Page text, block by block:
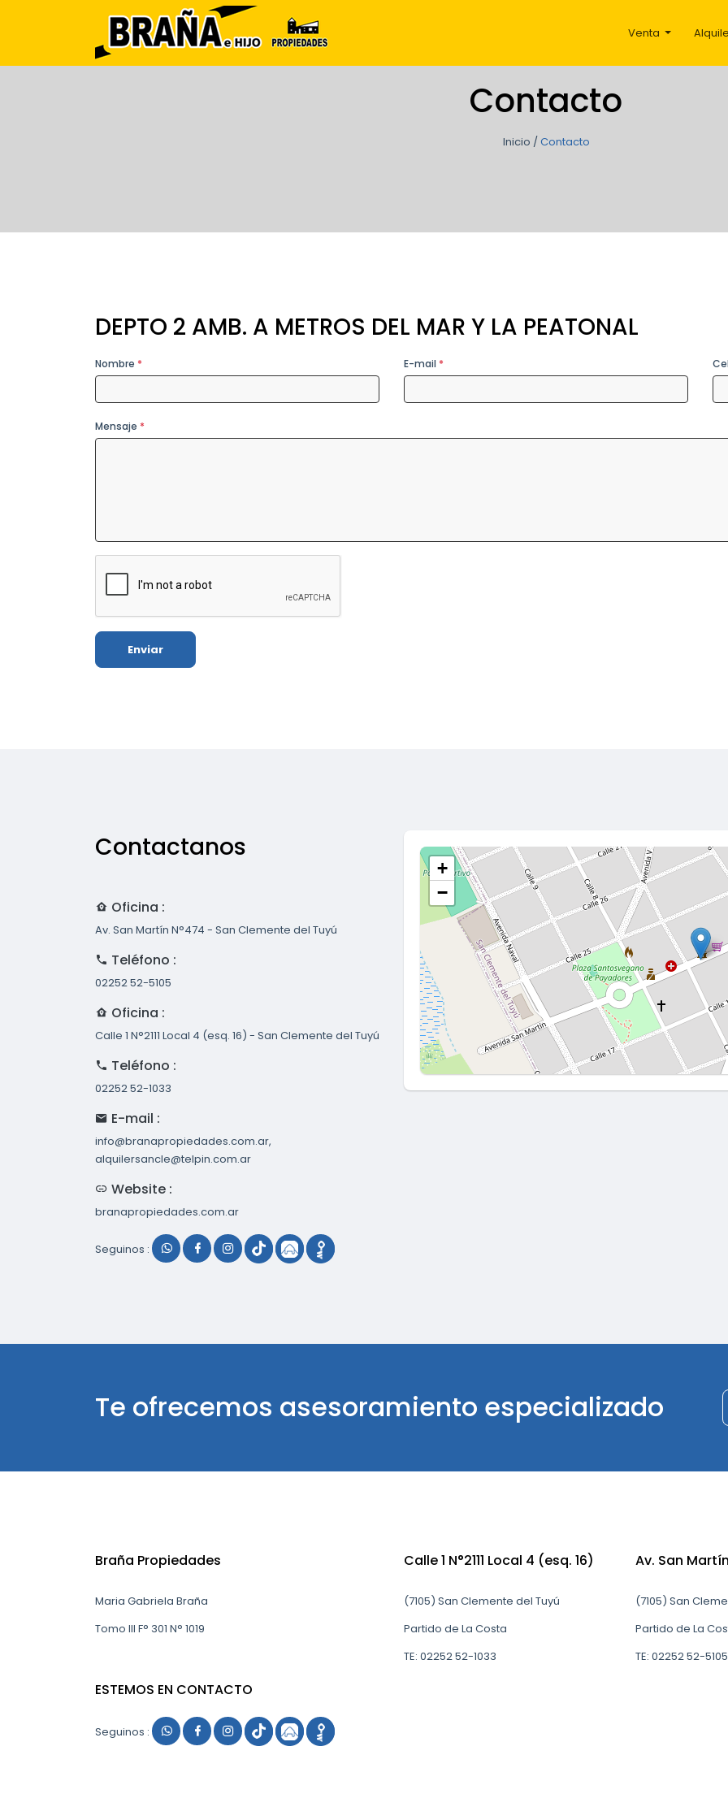
Venta
Contacto
Inicio /Contacto
DEPTO 2 AMB. A METROS DEL MAR Y LA PEATONAL
Nombre * E-mail *
Mensaje *
Enviar
Contactanos
Oficina :
Av. San Martín N°474 - San Clemente del Tuyú
Teléfono :
02252 52-5105
Oficina :
Calle 1 N°2111 Local 4 (esq. 16) - San Clemente del Tuyú
Teléfono :
02252 52-1033
E-mail :
info@branapropiedades.com.ar,
alquilersancle@telpin.com.ar
Website :
branapropiedades.com.ar
Seguinos :
+
−
Te ofrecemos asesoramiento especializado
Braña Propiedades
Maria Gabriela Braña
Tomo III F° 301 N° 1019
ESTEMOS EN CONTACTO
Seguinos :
Calle 1 N°2111 Local 4 (esq. 16)
(7105) San Clemente del Tuyú
Partido de La Costa
TE: 02252 52-1033
Av. San
(7105) San
Partido de La
TE: 02252 52-5105